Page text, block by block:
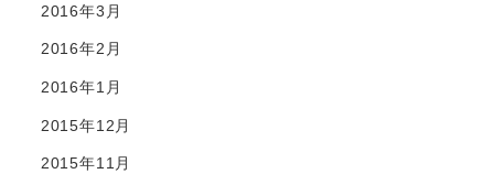
2016年3月
2016年2月
2016年1月
2015年12月
2015年11月